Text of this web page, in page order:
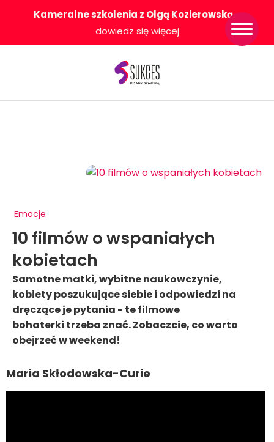
Kameralne szkolenia z Olgą Kozierowską-
dowiedz się więcej
Emocje
10 filmów o wspaniałych
kobietach
Samotne matki, wybitne naukowczynie,
kobiety poszukujące siebie i odpowiedzi na
dręczące je pytania - te filmowe
bohaterki trzeba znać. Zobaczcie, co warto
obejrzeć w weekend!
Maria Skłodowska-Curie
Strona główna
Konkurs Sukces